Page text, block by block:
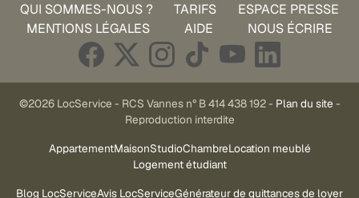
QUI SOMMES-NOUS ? TARIFS
ESPACE PRESSE
MENTIONS LÉGALES
AIDE NOUS ÉCRIRE
©2026 LocService - RCS Vannes n° B 414 438 192 - Plan du site -
Reproduction interdite
AppartementMaisonStudioChambreLocation meublé
Logement étudiant
Blog LocServiceAvis LocServiceGénérateur de quittances de loyer